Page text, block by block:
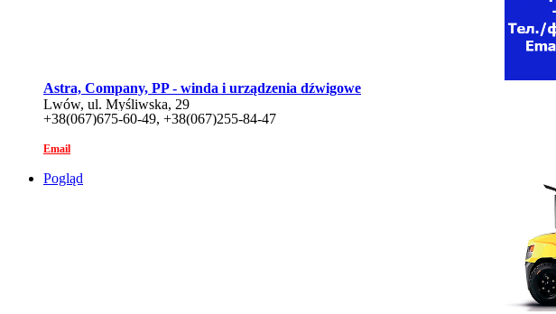
Astra, Company, PP - winda i urządzenia dźwigowe
Lwów, ul. Myśliwska, 29
+38(067)675-60-49, +38(067)255-84-47
Email
Pogląd